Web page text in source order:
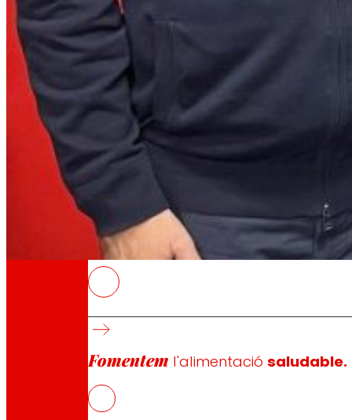
Fundació
A través de la nostra Fundació impulsem
Compromisos
Compromisos EROSKI
Fomentem l'alimentaciósaludable.
Les tres entitats reforcen el seu
L’objectiu de l’acord és cobrir les
EROSKI es compromet a dotar de